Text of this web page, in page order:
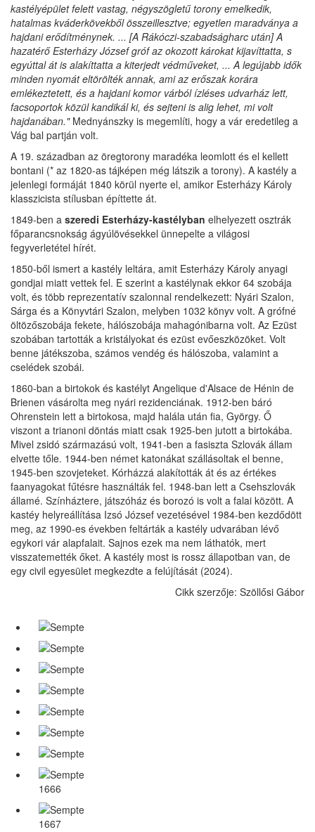
kastélyépület felett vastag, négyszögletű torony emelkedik,
hatalmas kváderkövekből összeillesztve; egyetlen maradványa a
hajdani erődítménynek. ... [A Rákóczi-szabadságharc után] A
hazatérő Esterházy József gróf az okozott károkat kijavíttatta, s
egyúttal át is alakíttatta a kiterjedt védműveket, ... A legújabb idők
minden nyomát eltörölték annak, ami az erőszak korára
emlékeztetett, és a hajdani komor várból ízléses udvarház lett,
facsoportok közül kandikál ki, és sejteni is alig lehet, mi volt
hajdanában."Mednyánszky is megemlíti, hogy a vár eredetileg a
Vág bal partján volt.
A 19. században az öregtorony maradéka leomlott és el kellett
bontani (* az 1820-as tájképen még látszik a torony). A kastély a
jelenlegi formáját 1840 körül nyerte el, amikor Esterházy Károly
klasszicista stílusban építtette át.
1849-ben a szeredi Esterházy-kastélyban elhelyezett osztrák
főparancsnokság ágyúlövésekkel ünnepelte a világosi
fegyverletétel hírét.
1850-ből ismert a kastély leltára, amit Esterházy Károly anyagi
gondjai miatt vettek fel. E szerint a kastélynak ekkor 64 szobája
volt, és több reprezentatív szalonnal rendelkezett: Nyári Szalon,
Sárga és a Könyvtári Szalon, melyben 1032 könyv volt. A grófné
öltözőszobája fekete, hálószobája mahagónibarna volt. Az Ezüst
szobában tartották a kristályokat és ezüst evőeszközöket. Volt
benne játékszoba, számos vendég és hálószoba, valamint a
cselédek szobái.
1860-ban a birtokok és kastélyt Angelique d'Alsace de Hénin de
Brienen vásárolta meg nyári rezidenciának. 1912-ben báró
Ohrenstein lett a birtokosa, majd halála után fia, György. Ő
viszont a trianoni döntás miatt csak 1925-ben jutott a birtokába.
Mivel zsidó származású volt, 1941-ben a fasiszta Szlovák állam
elvette tőle. 1944-ben német katonákat szállásoltak el benne,
1945-ben szovjeteket. Kórházzá alakították át és az értékes
faanyagokat fűtésre használták fel. 1948-ban lett a Csehszlovák
államé. Színháztere, játszóház és borozó is volt a falai között. A
kastéy helyreállítása Izsó József vezetésével 1984-ben kezdődött
meg, az 1990-es években feltárták a kastély udvarában lévő
egykori vár alapfalait. Sajnos ezek ma nem láthatók, mert
visszatemették őket. A kastély most is rossz állapotban van, de
egy civil egyesület megkezdte a felújítását (2024).
Cikk szerzője: Szöllősi Gábor
1666
1667